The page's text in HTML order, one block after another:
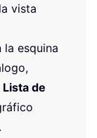
vista
la esquina
Lista de